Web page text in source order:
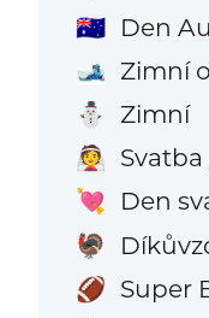
🇦🇺 Den
🎿 Zimní
⛄ Zimní
👰
💘 Den
🦃
🏈 Super